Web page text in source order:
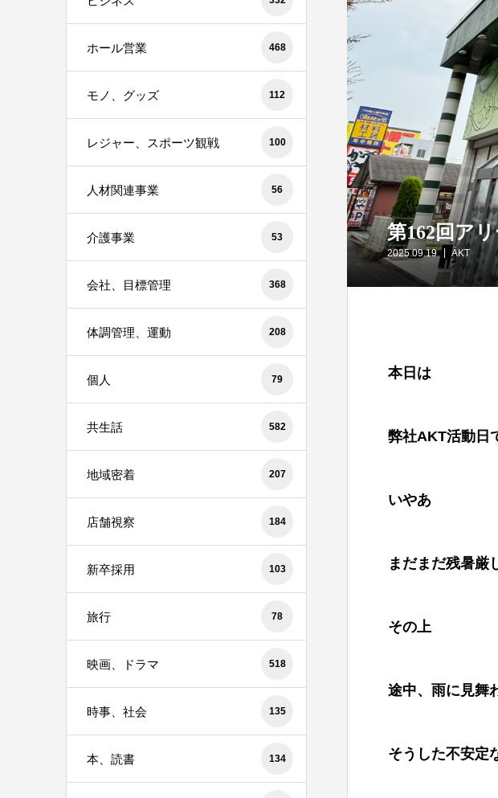
第162回ア
2025.09.19 AKT
本日は
弊社AKT活動日
いやあ
まだまだ残暑厳
その上
途中、雨に見舞
そうした不安定
ホール営業 468
モノ、グッズ 112
レジャー、スポーツ観戦 100
人材関連事業 56
介護事業 53
会社、目標管理 368
体調管理、運動 208
個人 79
共生話 582
地域密着 207
店舗視察 184
新卒採用 103
旅行 78
映画、ドラマ 518
時事、社会 135
本、読書 134